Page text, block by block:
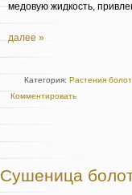
медовую жидкость,
далее »
Категория: Растения болот
Комментировать
Сушеница